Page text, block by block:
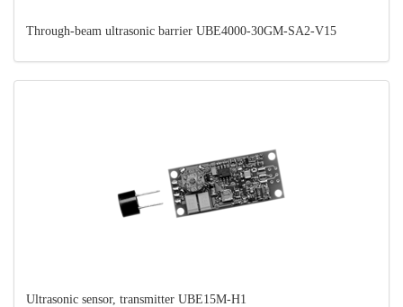
Through-beam ultrasonic barrier UBE4000-30GM-SA2-V15
Ultrasonic sensor, transmitter UBE15M-H1